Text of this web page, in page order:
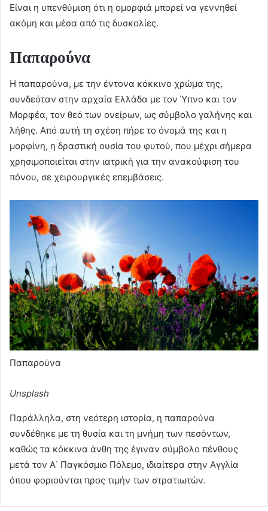
Είναι η υπενθύμιση ότι η ομορφιά μπορεί να γεννηθεί
ακόμη και μέσα από τις δυσκολίες.
Παπαρούνα
Η παπαρούνα, με την έντονα κόκκινο χρώμα της,
συνδεόταν στην αρχαία Ελλάδα με τον Ύπνο και τον
Μορφέα, τον θεό των ονείρων, ως σύμβολο γαλήνης και
λήθης. Από αυτή τη σχέση πήρε το όνομά της και η
μορφίνη, η δραστική ουσία του φυτού, που μέχρι σήμερα
χρησιμοποιείται στην ιατρική για την ανακούφιση του
πόνου, σε χειρουργικές επεμβάσεις.
Παπαρούνα
Unsplash
Παράλληλα, στη νεότερη ιστορία, η παπαρούνα
συνδέθηκε με τη θυσία και τη μνήμη των πεσόντων,
καθώς τα κόκκινα άνθη της έγιναν σύμβολο πένθους
μετά τον Α΄ Παγκόσμιο Πόλεμο, ιδιαίτερα στην Αγγλία
όπου φοριούνται προς τιμήν των στρατιωτών.